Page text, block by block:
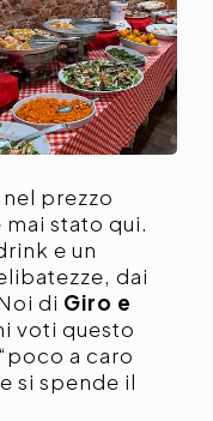
prezzo
stato qui.
e un
dai
di Giro e
voti questo
a caro
si spende il